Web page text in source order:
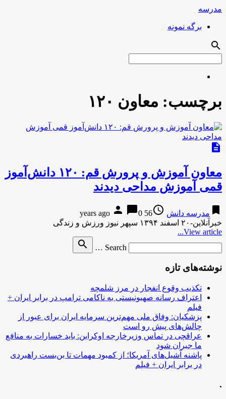
مدرسه
برگه نمونه
search
برچسب: معاون ۱۲۰
description
معاون آموزش و پرورش قم: ۱۲۰ دانش‌آموز
قمی آموزش مداحی دیدند
bookmark مدرسه دانش access_time
56 years ago
person chat_bubble0
خبرآنلاین-۲۰ اسفند ۱۳۹۴ سپهر نیوز ورزش و زندگی
View article...
Search …
search
نوشته‌های تازه
تکذیب وقوع انفجار در مرز شلمچه
اعتراف رسانه صهیونیستی به ناکامی ترامپ در برابر ایران +
فیلم
پزشکیان: وفاق ملی مهم‌ترین سرمایه ایران برای عبور از
چالش‌های پیش رو است
عراقچی در تماس وزیرخارجه اوکراین: باید خسارات به منافع
ما جبران شود
پاشنه آشیل‌های آمریکا؛ از کمبود مهمات تا بن‌بست راهبردی
در برابر ایران + فیلم
.